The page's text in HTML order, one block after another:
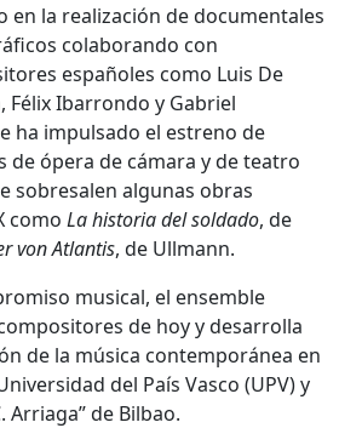
en la realización de documentales
colaborando con
españoles como Luis De
Félix Ibarrondo y Gabriel
ha impulsado el estreno de
de ópera de cámara y de teatro
sobresalen algunas obras
como La historia del soldado, de
von Atlantis, de Ullmann.
musical, el ensemble
de hoy y desarrolla
de la música contemporánea en
del País Vasco (UPV) y
Arriaga” de Bilbao.